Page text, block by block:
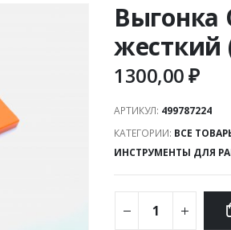
Выгонка
жесткий
1300,00₽
АРТИКУЛ: 499787224
КАТЕГОРИИ: ВСЕ
ИНСТРУМЕНТЫ ДЛЯ